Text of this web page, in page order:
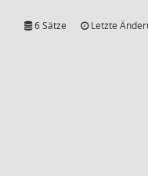
6 Sätze Letzte